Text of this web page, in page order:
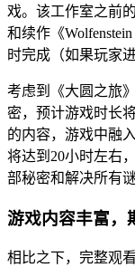
戏。该工作室之前
和续作《
时完成（如果玩家
考虑到《大圆之旅
密，预计游戏时长
的内容，游戏中融
将达到20小时左右
部秘密和解决所有
游戏内容丰富，
相比之下，完整观